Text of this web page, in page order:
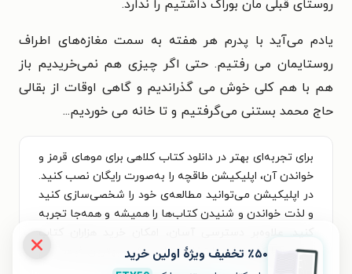
روستای قبلی مان بوراک داشتیم را ندارد.
یادم می‌آید با پدرم هر هفته به سمت مغازه‌های اطراف
روستایمان می رفتیم. حتی اگر چیزی هم نمی‌خریدیم باز
هم با هم کلی خوش می گذراندیم و گاهی اوقات از بقالی
حاج محمد بستنی می‌گرفتیم و تا خانه می خوردیم...
برای تجربه‌ای بهتر در دانلود کتاب کلاهی برای موهای قرمز و
خواندن آن، اپلیکیشن طاقچه را به‌صورت رایگان نصب کنید.
در اپلیکیشن می‌توانید مطالعه‌ی خود را شخصی‌سازی کنید
و لذت خواندن و شنیدن کتاب‌ها را همیشه و همه‌جا تجربه
کنید. علاوه‌بر دسترسی آسان، امکان خرید هزاران کتاب
صوتی و الکترونیکی با تخفیف‌های ویژه و بهترین قیمت هم
٪۵۰ تخفیف ویژۀ اولین خرید